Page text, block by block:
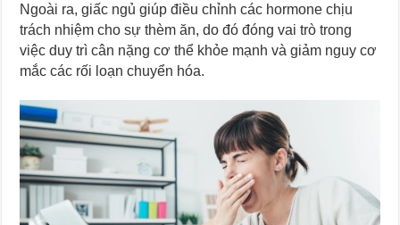
Ngoài ra, giấc ngủ giúp điều chỉnh các hormone chịu
trách nhiệm cho sự thèm ăn, do đó đóng vai trò trong
việc duy trì cân nặng cơ thể khỏe mạnh và giảm nguy cơ
mắc các rối loạn chuyển hóa.